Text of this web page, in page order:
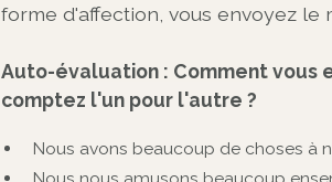
forme d'affection, vous envoyez
Auto-évaluation : Comment vous
comptez l'un pour l'autre ?
Nous avons beaucoup de choses à